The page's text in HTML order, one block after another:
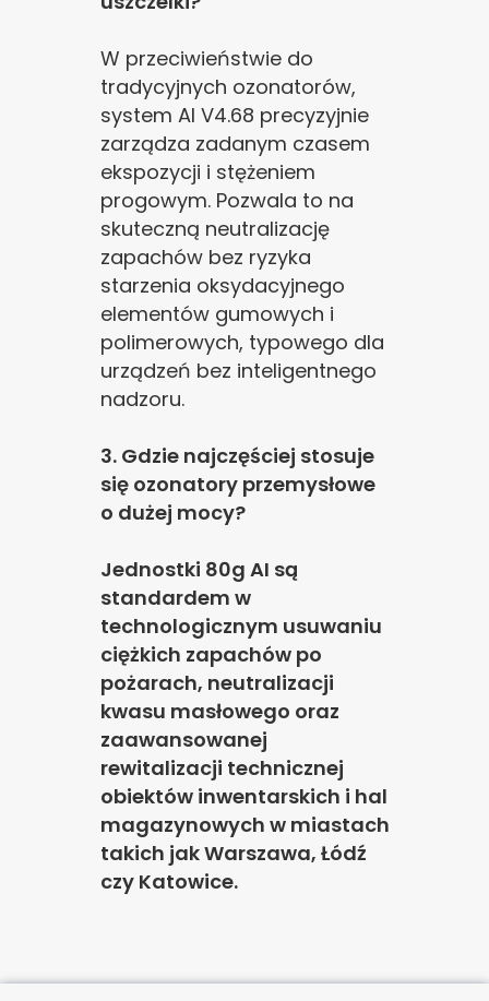
W przeciwieństwie do
tradycyjnych ozonatorów,
system AI V4.68 precyzyjnie
zarządza zadanym czasem
ekspozycji i stężeniem
progowym. Pozwala to na
skuteczną neutralizację
zapachów bez ryzyka
starzenia oksydacyjnego
elementów gumowych i
polimerowych, typowego dla
urządzeń bez inteligentnego
nadzoru.
3. Gdzie najczęściej stosuje
się ozonatory przemysłowe
o dużej mocy?
Jednostki 80g AI są
standardem w
technologicznym usuwaniu
ciężkich zapachów po
pożarach, neutralizacji
kwasu masłowego oraz
zaawansowanej
rewitalizacji technicznej
obiektów inwentarskich i hal
magazynowych w miastach
takich jak Warszawa, Łódź
czy Katowice.
analizy ruchu na stronie.
Dostosuj Zezwól na wszystkie